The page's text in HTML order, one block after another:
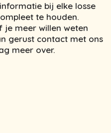
bij elke losse
te houden.
je meer willen weten
gerust contact met ons
meer over.